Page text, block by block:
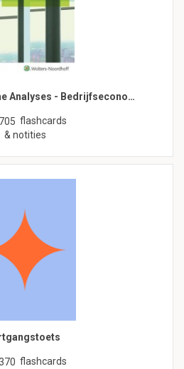
Analyses - Bedrijfsecono…
705 flashcards
& notities
flashcards